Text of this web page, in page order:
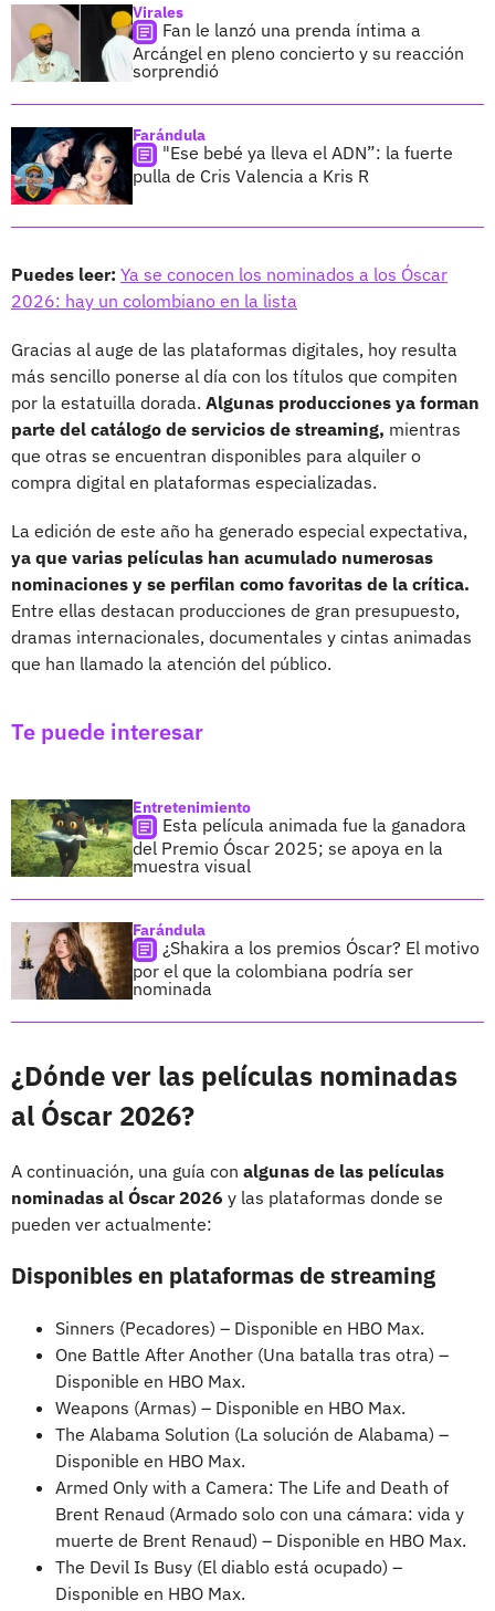
Virales
Fan le lanzó una prenda íntima a
Arcángel en pleno concierto y su reacción
sorprendió
Farándula
"Ese bebé ya lleva el ADN”: la fuerte
pulla de Cris Valencia a Kris R
Puedes leer: Ya se conocen los nominados a los Óscar
2026: hay un colombiano en la lista
Gracias al auge de las plataformas digitales, hoy resulta
más sencillo ponerse al día con los títulos que compiten
por la estatuilla dorada. Algunas producciones ya forman
parte del catálogo de servicios de streaming, mientras
que otras se encuentran disponibles para alquiler o
compra digital en plataformas especializadas.
La edición de este año ha generado especial expectativa,
ya que varias películas han acumulado numerosas
nominaciones y se perfilan como favoritas de la crítica.
Entre ellas destacan producciones de gran presupuesto,
dramas internacionales, documentales y cintas animadas
que han llamado la atención del público.
Te puede interesar
Entretenimiento
Esta película animada fue la ganadora
del Premio Óscar 2025; se apoya en la
muestra visual
Farándula
¿Shakira a los premios Óscar? El motivo
por el que la colombiana podría ser
nominada
¿Dónde ver las películas nominadas
al Óscar 2026?
A continuación, una guía con algunas de las películas
nominadas al Óscar 2026 y las plataformas donde se
pueden ver actualmente:
Disponibles en plataformas de streaming
Sinners (Pecadores) – Disponible en HBO Max.
One Battle After Another (Una batalla tras otra) –
Disponible en HBO Max.
Weapons (Armas) – Disponible en HBO Max.
The Alabama Solution (La solución de Alabama) –
Disponible en HBO Max.
Armed Only with a Camera: The Life and Death of
Brent Renaud (Armado solo con una cámara: vida y
muerte de Brent Renaud) – Disponible en HBO Max.
The Devil Is Busy (El diablo está ocupado) –
Disponible en HBO Max.